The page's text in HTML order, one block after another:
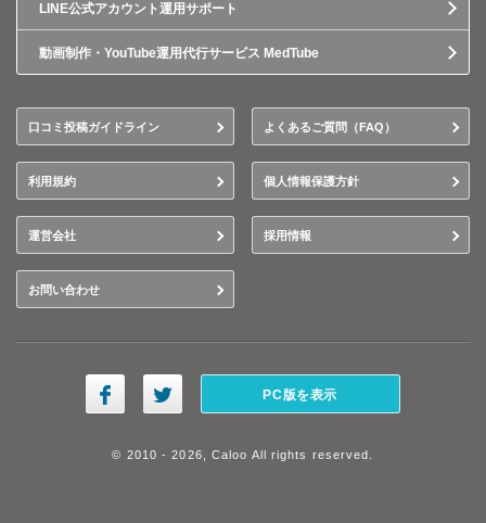
LINE公式アカウント運用サポート
動画制作・YouTube運用代行サービス MedTube
口コミ投稿ガイドライン よくあるご質問（FAQ）
利用規約 個人情報保護方針
運営会社 採用情報
お問い合わせ
PC版を表示
© 2010 - 2026, Caloo All rights reserved.